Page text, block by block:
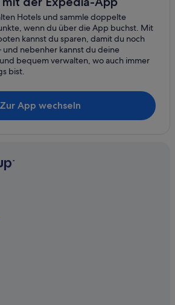
Hotels und sammle doppelte
wenn du über die App buchst. Mit
kannst du sparen, damit du noch
und nebenher kannst du deine
bequem verwalten, wo auch immer
bist.
Zur App wechseln